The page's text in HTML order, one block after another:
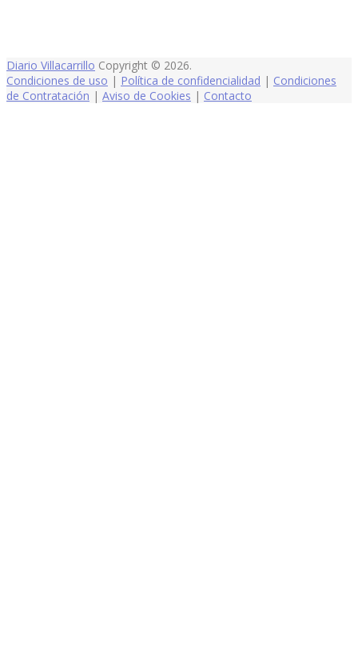
Diario Villacarrillo Copyright © 2026.
Condiciones de uso | Política de confidencialidad | Condiciones
de Contratación | Aviso de Cookies | Contacto